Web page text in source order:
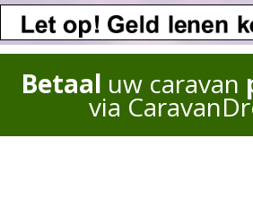
Betaal uw caravan
via